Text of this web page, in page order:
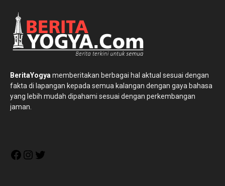
BeritaYogya memberitakan berbagai hal aktual sesuai dengan
fakta di lapangan kepada semua kalangan dengan gaya bahasa
yang lebih mudah dipahami sesuai dengan perkembangan
jaman.
FacebookInstagram